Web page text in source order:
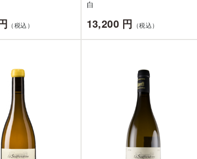
（税込）
白
13,200 円 （税込）